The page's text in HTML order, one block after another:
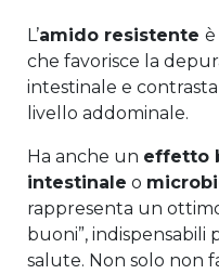
L’amido resistente
che favorisce la
intestinale e
livello addominale.
Ha anche un effetto
intestinale o
rappresenta un
buoni”, indispensabili
salute. Non solo non